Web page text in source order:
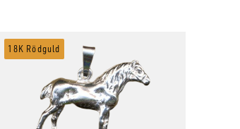
18K Rödguld